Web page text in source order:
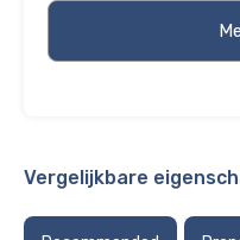
Vergelijkbare